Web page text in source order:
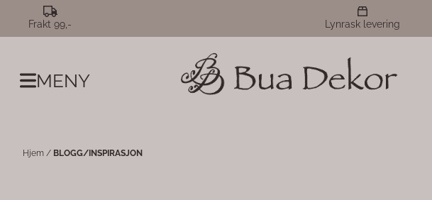
Hopp til innhold
Frakt 99,- Lynrask levering
MENY
Hjem / BLOGG/INSPIRASJON